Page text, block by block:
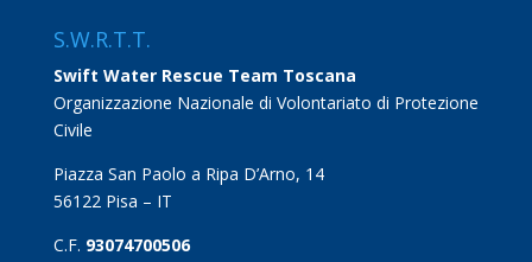
S.W.R.T.T.
Swift Water Rescue Team Toscana
Organizzazione Nazionale di Volontariato di Protezione
Civile
Piazza San Paolo a Ripa D’Arno, 14
56122 Pisa – IT
C.F. 93074700506